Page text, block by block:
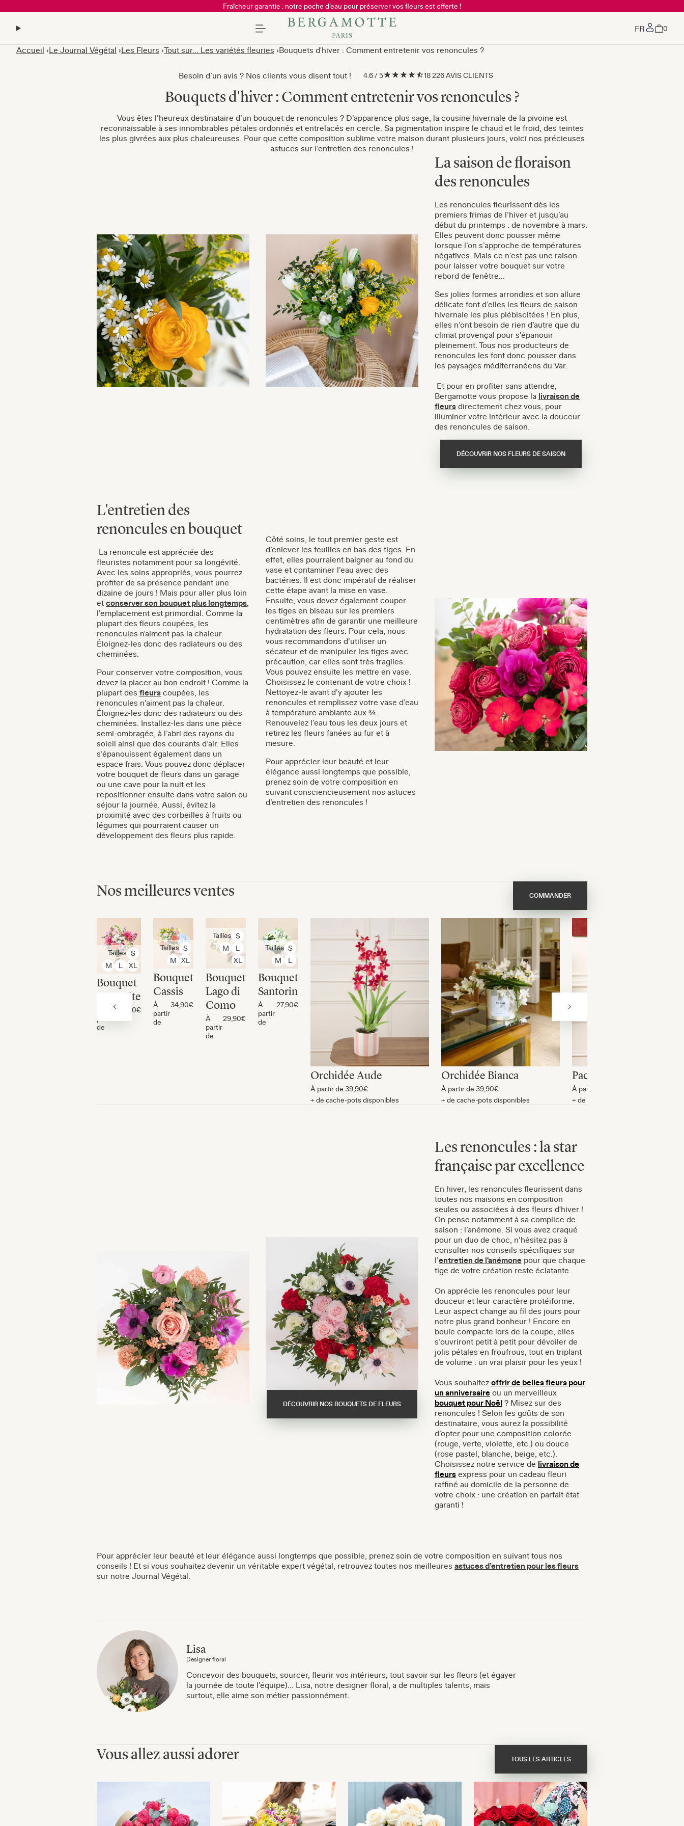
Fraîcheur garantie : notre poche d’eau pour préserver vos fleurs est offerte !
Mon
0
Accueil Le Journal Végétal Les Fleurs Tout sur... Les variétés fleuries Bouquets d'hiver : Comment entretenir vos renoncules ?
Besoin d’un avis ? Nos clients vous disent tout ! 4.6 / 5 18 226 AVIS CLIENTS
Bouquets d'hiver : Comment entretenir vos renoncules ?
Vous êtes l’heureux destinataire d’un bouquet de renoncules ? D’apparence plus sage, la cousine hivernale de la pivoine est
reconnaissable à ses innombrables pétales ordonnés et entrelacés en cercle. Sa pigmentation inspire le chaud et le froid, des teintes
les plus givrées aux plus chaleureuses. Pour que cette composition sublime votre maison durant plusieurs jours, voici nos précieuses
astuces sur l’entretien des renoncules !
La saison de floraison
des renoncules
Les renoncules fleurissent dès les
premiers frimas de l’hiver et jusqu’au
début du printemps : de novembre à mars.
Elles peuvent donc pousser même
lorsque l’on s’approche de températures
négatives. Mais ce n’est pas une raison
pour laisser votre bouquet sur votre
rebord de fenêtre…
Ses jolies formes arrondies et son allure
délicate font d’elles les fleurs de saison
hivernale les plus plébiscitées ! En plus,
elles n’ont besoin de rien d’autre que du
climat provençal pour s’épanouir
pleinement. Tous nos producteurs de
renoncules les font donc pousser dans
les paysages méditerranéens du Var.
Et pour en profiter sans attendre,
Bergamotte vous propose la livraison de
fleurs directement chez vous, pour
illuminer votre intérieur avec la douceur
des renoncules de saison.
DÉCOUVRIR NOS FLEURS DE SAISON
L'entretien des
renoncules en bouquet
La renoncule est appréciée des
fleuristes notamment pour sa longévité.
Avec les soins appropriés, vous pourrez
profiter de sa présence pendant une
dizaine de jours ! Mais pour aller plus loin
et conserver son bouquet plus longtemps
l’emplacement est primordial. Comme la
plupart des fleurs coupées, les
renoncules n'aiment pas la chaleur.
Éloignez-les donc des radiateurs ou des
cheminées.
Pour conserver votre composition, vous
devez la placer au bon endroit ! Comme la
plupart des fleurs coupées, les
renoncules n’aiment pas la chaleur.
Éloignez-les donc des radiateurs ou des
cheminées. Installez-les dans une pièce
semi-ombragée, à l’abri des rayons du
soleil ainsi que des courants d’air. Elles
s’épanouissent également dans un
espace frais. Vous pouvez donc déplacer
votre bouquet de fleurs dans un garage
ou une cave pour la nuit et les
repositionner ensuite dans votre salon ou
séjour la journée. Aussi, évitez la
proximité avec des corbeilles à fruits ou
légumes qui pourraient causer un
développement des fleurs plus rapide.
Côté soins, le tout premier geste est
d’enlever les feuilles en bas des tiges. En
effet, elles pourraient baigner au fond du
vase et contaminer l’eau avec des
bactéries. Il est donc impératif de réaliser
cette étape avant la mise en vase.
Ensuite, vous devez également couper
les tiges en biseau sur les premiers
centimètres afin de garantir une meilleure
hydratation des fleurs. Pour cela, nous
vous recommandons d’utiliser un
sécateur et de manipuler les tiges avec
précaution, car elles sont très fragiles.
Vous pouvez ensuite les mettre en vase.
Choisissez le contenant de votre choix !
Nettoyez-le avant d’y ajouter les
renoncules et remplissez votre vase d’eau
à température ambiante aux ¾.
Renouvelez l’eau tous les deux jours et
retirez les fleurs fanées au fur et à
mesure.
Pour apprécier leur beauté et leur
élégance aussi longtemps que possible,
prenez soin de votre composition en
suivant consciencieusement nos astuces
d’entretien des renoncules !
Nos meilleures ventes
Tailles S
M
L XL
Bouquet
Yosemite
de
32,90€
Tailles S
M
XL
Bouquet
Cassis
À
partir
de
34,90€
Tailles S
M
L
XL
Bouquet
Lago di
Como
À
partir
de
29,90€
Tailles S
M
L
Bouquet
Santorin
À
partir
de
27,90€
Orchidée Aude
À partir de 39,90€
+ de cache-pots disponibles
Orchidée Bianca
À partir de 39,90€
+ de cache-pots disponibles
Pachira James
À partir de
+ de cache-pots disponibles
COMMANDER
DÉCOUVRIR NOS BOUQUETS DE FLEURS
Les renoncules : la star
française par excellence
En hiver, les renoncules fleurissent dans
toutes nos maisons en composition
seules ou associées à des fleurs d'hiver !
On pense notamment à sa complice de
saison : l’anémone. Si vous avez craqué
pour un duo de choc, n’hésitez pas à
consulter nos conseils spécifiques sur
l’entretien de l'anémone pour que chaque
tige de votre création reste éclatante.
On apprécie les renoncules pour leur
douceur et leur caractère protéiforme.
Leur aspect change au fil des jours pour
notre plus grand bonheur ! Encore en
boule compacte lors de la coupe, elles
s’ouvriront petit à petit pour dévoiler de
jolis pétales en froufrous, tout en triplant
de volume : un vrai plaisir pour les yeux !
Vous souhaitez offrir de belles fleurs pour
un anniversaire ou un merveilleux
bouquet pour Noël ? Misez sur des
renoncules ! Selon les goûts de son
destinataire, vous aurez la possibilité
d’opter pour une composition colorée
(rouge, verte, violette, etc.) ou douce
(rose pastel, blanche, beige, etc.).
Choisissez notre service de livraison de
fleurs express pour un cadeau fleuri
raffiné au domicile de la personne de
votre choix : une création en parfait état
garanti !
Pour apprécier leur beauté et leur élégance aussi longtemps que possible, prenez soin de votre composition en suivant tous nos
conseils ! Et si vous souhaitez devenir un véritable expert végétal, retrouvez toutes nos meilleures astuces d’entretien pour les fleurs
sur notre Journal Végétal.
Lisa
Designer floral
Concevoir des bouquets, sourcer, fleurir vos intérieurs, tout savoir sur les fleurs (et égayer
la journée de toute l’équipe)… Lisa, notre designer floral, a de multiples talents, mais
surtout, elle aime son métier passionnément.
Vous allez aussi adorer TOUS LES ARTICLES